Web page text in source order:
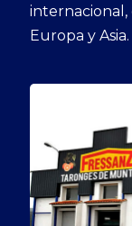
internacional,
Europa y Asia.